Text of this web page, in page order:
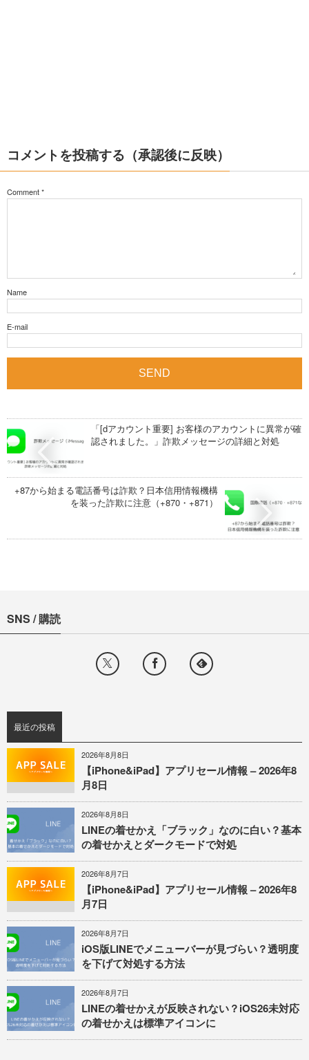
コメントを投稿する（承認後に反映）
Comment*
Name
E-mail
「[dアカウント重要] お客様のアカウントに異常が確
認されました。」詐欺メッセージの詳細と対処
+87から始まる電話番号は詐欺？日本信用情報機構
を装った詐欺に注意（+870・+871）
SNS / 購読
最近の投稿
2026年8月8日
【iPhone&iPad】アプリセール情報 – 2026年8
月8日
2026年8月8日
LINEの着せかえ「ブラック」なのに白い？基本
の着せかえとダークモードで対処
2026年8月7日
【iPhone&iPad】アプリセール情報 – 2026年8
月7日
2026年8月7日
iOS版LINEでメニューバーが見づらい？透明度
を下げて対処する方法
2026年8月7日
LINEの着せかえが反映されない？iOS26未対応
の着せかえは標準アイコンに